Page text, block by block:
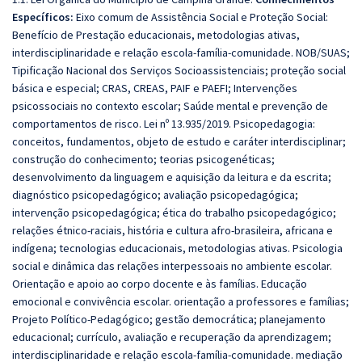
Específicos: Eixo comum de Assistência Social e Proteção Social:
Benefício de Prestação educacionais, metodologias ativas,
interdisciplinaridade e relação escola-família-comunidade. NOB/SUAS;
Tipificação Nacional dos Serviços Socioassistenciais; proteção social
básica e especial; CRAS, CREAS, PAIF e PAEFI; Intervenções
psicossociais no contexto escolar; Saúde mental e prevenção de
comportamentos de risco. Lei nº 13.935/2019. Psicopedagogia:
conceitos, fundamentos, objeto de estudo e caráter interdisciplinar;
construção do conhecimento; teorias psicogenéticas;
desenvolvimento da linguagem e aquisição da leitura e da escrita;
diagnóstico psicopedagógico; avaliação psicopedagógica;
intervenção psicopedagógica; ética do trabalho psicopedagógico;
relações étnico-raciais, história e cultura afro-brasileira, africana e
indígena; tecnologias educacionais, metodologias ativas. Psicologia
social e dinâmica das relações interpessoais no ambiente escolar.
Orientação e apoio ao corpo docente e às famílias. Educação
emocional e convivência escolar. orientação a professores e famílias;
Projeto Político-Pedagógico; gestão democrática; planejamento
educacional; currículo, avaliação e recuperação da aprendizagem;
interdisciplinaridade e relação escola-família-comunidade. mediação